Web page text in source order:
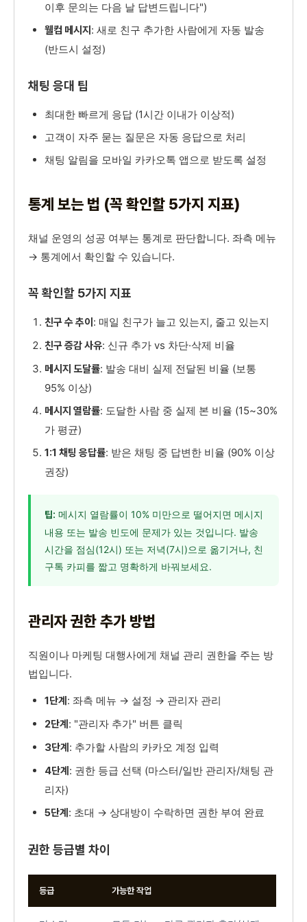
이후 문의는 다음 날 답변드립니다")
웰컴 메시지 : 새로 친구 추가한 사람에게 자동 발송
(반드시 설정)
채팅 응대 팁
최대한 빠르게 응답 (1시간 이내가 이상적)
고객이 자주 묻는 질문은 자동 응답으로 처리
채팅 알림을 모바일 카카오톡 앱으로 받도록 설정
통계 보는 법 (꼭 확인할 5가지 지표)
채널 운영의 성공 여부는 통계로 판단합니다. 좌측 메뉴
→ 통계에서 확인할 수 있습니다.
꼭 확인할 5가지 지표
친구 수 추이 : 매일 친구가 늘고 있는지, 줄고 있는지
친구 증감 사유: 신규 추가 vs 차단·삭제 비율
메시지 도달률: 발송 대비 실제 전달된 비율 (보통
95% 이상)
메시지 열람률: 도달한 사람 중 실제 본 비율 (15~30%
가 평균)
1:1 채팅 응답률: 받은 채팅 중 답변한 비율 (90% 이상
권장)
팁: 메시지 열람률이 10% 미만으로 떨어지면 메시지
내용 또는 발송 빈도에 문제가 있는 것입니다. 발송
시간을 점심(12시) 또는 저녁(7시)으로 옮기거나, 친
구톡 카피를 짧고 명확하게 바꿔보세요.
관리자 권한 추가 방법
직원이나 마케팅 대행사에게 채널 관리 권한을 주는 방
법입니다.
1단계 : 좌측 메뉴 → 설정 → 관리자 관리
2단계 : "관리자 추가" 버튼 클릭
3단계 : 추가할 사람의 카카오 계정 입력
4단계 : 권한 등급 선택 (마스터/일반 관리자/채팅 관
리자)
5단계 : 초대 → 상대방이 수락하면 권한 부여 완료
권한 등급별 차이
등급 가능한 작업